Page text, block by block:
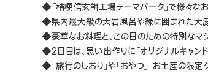
◆「桔梗信玄餅工場テーマパーク」で様々な
◆県内最大級の大岩風呂や緑に囲まれた大庭
◆豪華なお料理と、この日のための特別なマジ
◆2日目は、思い出作りに「オリジナルキャン
◆「旅行のしおり」や「おやつ」「お土産の限